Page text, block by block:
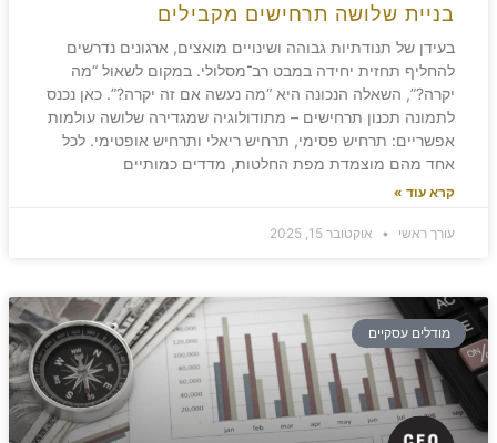
בניית שלושה תרחישים מקבילים
בעידן של תנודתיות גבוהה ושינויים מואצים, ארגונים נדרשים
להחליף תחזית יחידה במבט רב־מסלולי. במקום לשאול “מה
יקרה?”, השאלה הנכונה היא “מה נעשה אם זה יקרה?”. כאן נכנס
לתמונה תכנון תרחישים – מתודולוגיה שמגדירה שלושה עולמות
אפשריים: תרחיש פסימי, תרחיש ריאלי ותרחיש אופטימי. לכל
אחד מהם מוצמדת מפת החלטות, מדדים כמותיים
קרא עוד »
עורך ראשי אוקטובר 15, 2025
מודלים עסקיים